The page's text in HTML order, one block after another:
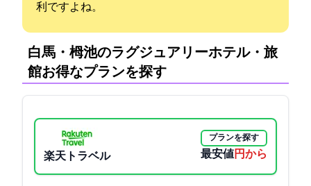
利ですよね。
白馬・栂池のラグジュアリーホテル・旅
館:お得なプランを探す
楽天トラベル
プランを探す
最安値30000円から